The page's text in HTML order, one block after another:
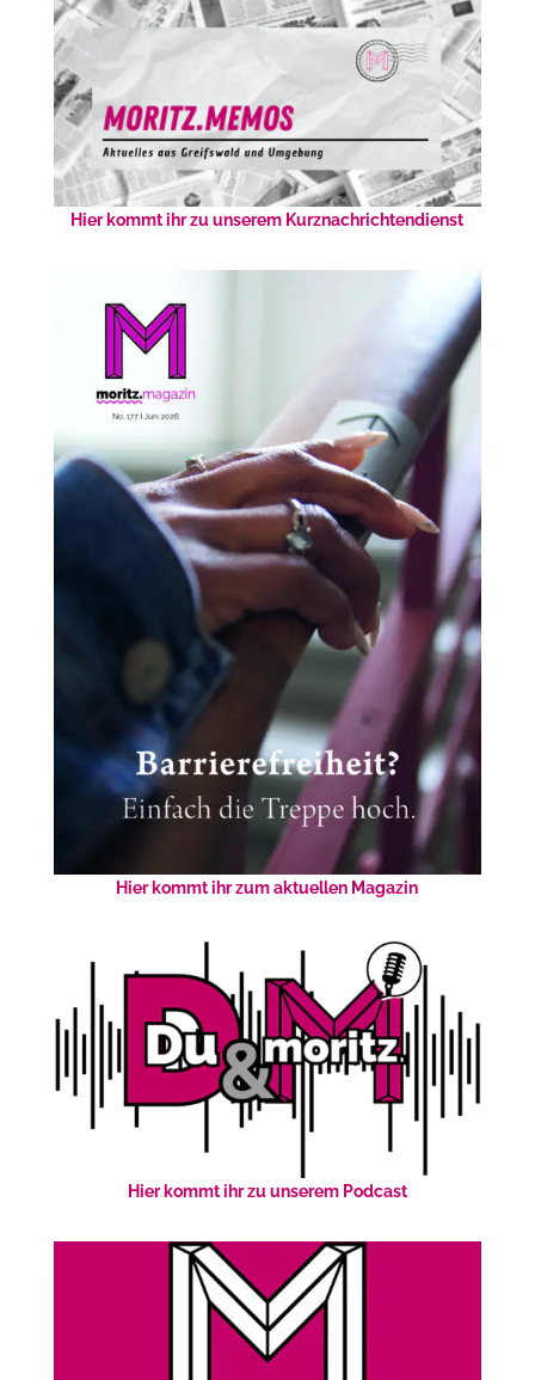
Hier kommt ihr zu unserem Kurznachrichtendienst
Hier kommt ihr zum aktuellen Magazin
Hier kommt ihr zu unserem Podcast